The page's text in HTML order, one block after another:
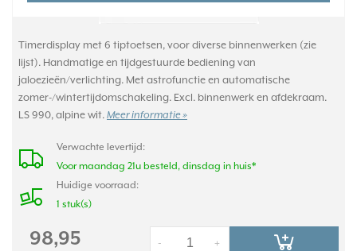
Timerdisplay met 6 tiptoetsen, voor diverse binnenwerken (zie
lijst). Handmatige en tijdgestuurde bediening van
jaloezieën/verlichting. Met astrofunctie en automatische
zomer-/wintertijdomschakeling. Excl. binnenwerk en afdekraam.
LS 990, alpine wit. Meer informatie »
Verwachte levertijd:
Voor maandag 21u besteld, dinsdag in huis*
Huidige voorraad:
1 stuk(s)
98,95 +
-